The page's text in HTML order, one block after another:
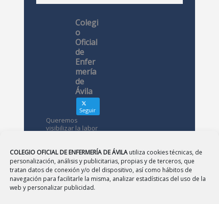
COLEGIO OFICIAL DE ENFERMERÍA DE ÁVILA utiliza cookies técnicas, de
personalización, análisis y publicitarias, propias y de terceros, que
tratan datos de conexión y/o del dispositivo, así como hábitos de
navegación para facilitarle la misma, analizar estadísticas del uso de la
web y personalizar publicidad.
Colegi
o
Oficial
de
Enfer
mería
de
Ávila
Seguir
Queremos
visibilizar la labor
conoces?
Avatar Colegio
Oficial de